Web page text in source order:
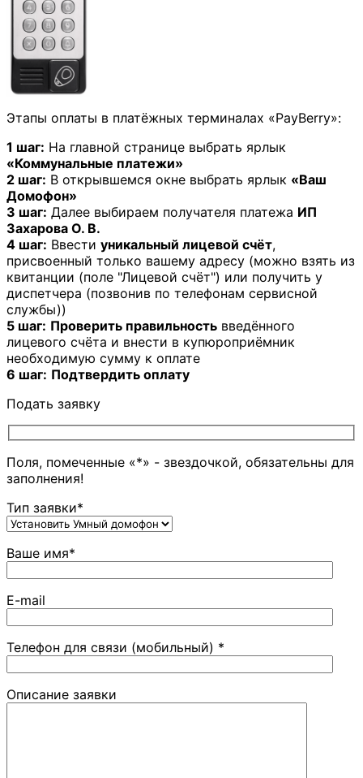
Этапы оплаты в платёжных терминалах «PayBerry»:
1 шаг: На главной странице выбрать ярлык
«Коммунальные платежи»
2 шаг: В открывшемся окне выбрать ярлык «Ваш
Домофон»
3 шаг: Далее выбираем получателя платежа ИП
Захарова О. В.
4 шаг: Ввести уникальный лицевой счёт,
присвоенный только вашему адресу (можно взять из
квитанции (поле "Лицевой счёт") или получить у
диспетчера (позвонив по телефонам сервисной
службы))
5 шаг: Проверить правильность введённого
лицевого счёта и внести в купюроприёмник
необходимую сумму к оплате
6 шаг: Подтвердить оплату
Подать заявку
Поля, помеченные «*» - звездочкой, обязательны для
заполнения!
Тип заявки*
Ваше имя*
E-mail
Телефон для связи (мобильный) *
Описание заявки